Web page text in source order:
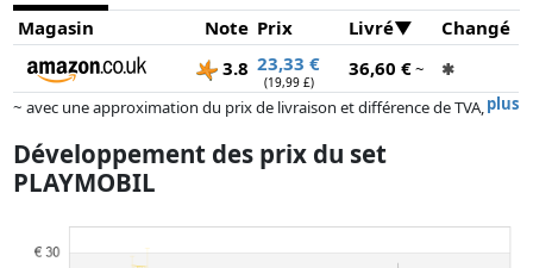
Magasin
Note Prix Livré
Changé
3.8 23,33 €
(19,99 £)
36,60 €~
✱
plus
~ avec une approximation du prix de livraison et différence de TVA,
Les prix et la disponibilité peuvent avoir changé depuis la dernière mise
à jour. L'ordre est purement basé sur le prix, la rémunération des
Développement des prix du set
PLAYMOBIL